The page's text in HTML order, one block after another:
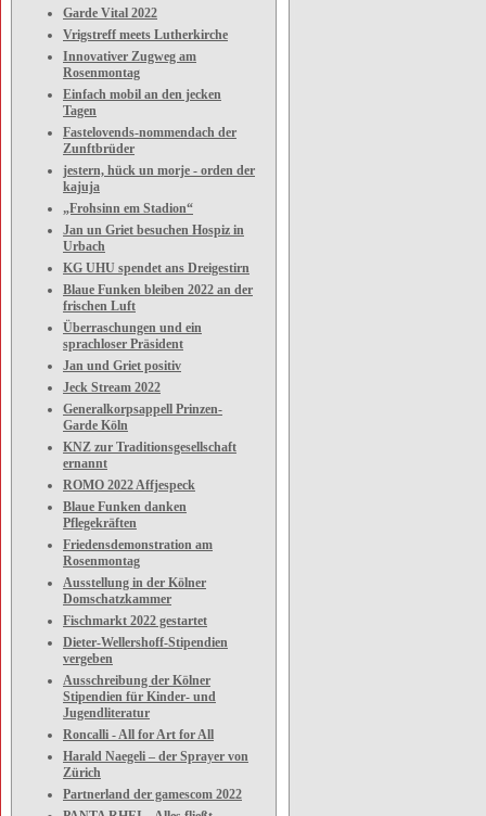
Garde Vital 2022
Vrigstreff meets Lutherkirche
Innovativer Zugweg am
Rosenmontag
Einfach mobil an den jecken
Tagen
Fastelovends-nommendach der
Zunftbrüder
jestern, hück un morje - orden der
kajuja
„Frohsinn em Stadion“
Jan un Griet besuchen Hospiz in
Urbach
KG UHU spendet ans Dreigestirn
Blaue Funken bleiben 2022 an der
frischen Luft
Überraschungen und ein
sprachloser Präsident
Jan und Griet positiv
Jeck Stream 2022
Generalkorpsappell Prinzen-
Garde Köln
KNZ zur Traditionsgesellschaft
ernannt
ROMO 2022 Affjespeck
Blaue Funken danken
Pflegekräften
Friedensdemonstration am
Rosenmontag
Ausstellung in der Kölner
Domschatzkammer
Fischmarkt 2022 gestartet
Dieter-Wellershoff-Stipendien
vergeben
Ausschreibung der Kölner
Stipendien für Kinder- und
Jugendliteratur
Roncalli - All for Art for All
Harald Naegeli – der Sprayer von
Zürich
Partnerland der gamescom 2022